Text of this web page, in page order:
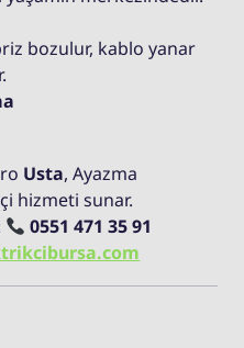
bozulur, kablo yanar
Usta, Ayazma
hizmeti sunar.
0551 471 35 91